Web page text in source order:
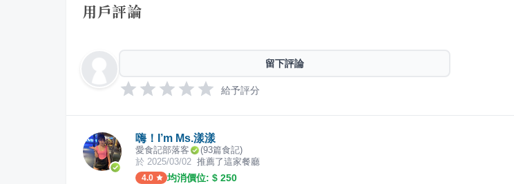
用戶評論
留下評論
給予評分
嗨！I’m Ms.漾漾
愛食記部落客 (93篇食記)
於 2025/03/02 推薦了這家餐廳
4.0 均消價位: $ 250